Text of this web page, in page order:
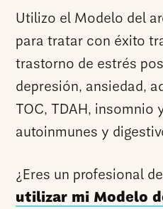
Utilizo el Modelo del
para tratar con éxito
trastorno de estrés
depresión, ansiedad,
TOC, TDAH, insomnio
autoinmunes y
¿Eres un profesional
utilizar mi Modelo